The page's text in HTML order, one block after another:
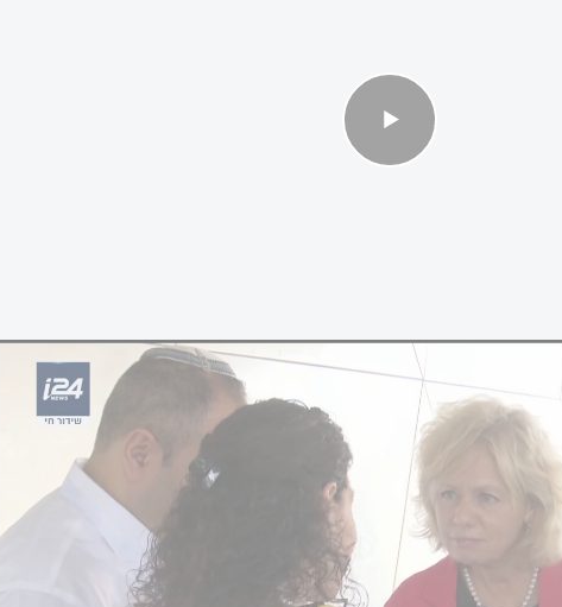
שלך בנושא ההפגנות - חסר תוקף"
למכתב וציין כי הוא דוחה את עמדת בהרב מיארה בנושא -
כי "בייעוץ המשפטי לממשלה 'ממשיכים להתבלבל' ולקחת
"מכתבכם משקף טעות משולשת: כאילו ניתן לאיים עלי
לקבוע מדיניות – לא ניתן; כאילו ניתן להטעות אותי
וכאילו ניתן לסכל את כוונתי לקבוע מדיניות באמצעות
המשפטי לממשלה להשתתף בהליך – לא ניתן".